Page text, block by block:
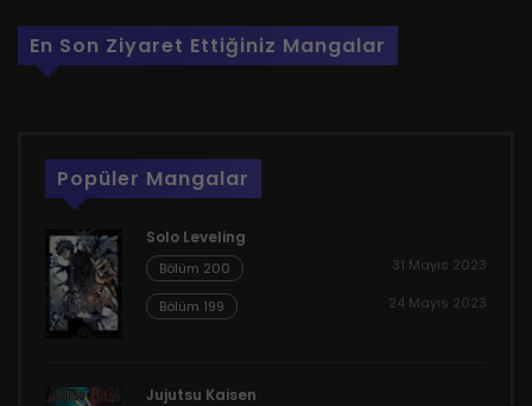
En Son Ziyaret Ettiğiniz Mangalar
Popüler Mangalar
Solo Leveling
Bölüm 200 31 Mayıs 2023
Bölüm 199 24 Mayıs 2023
Jujutsu Kaisen